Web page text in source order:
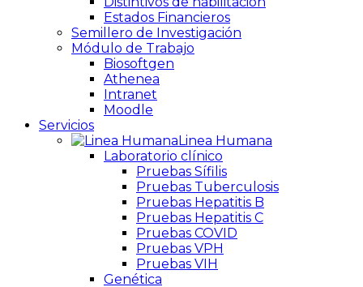
Estados Financieros
Semillero de Investigación
Módulo de Trabajo
Biosoftgen
Athenea
Intranet
Moodle
Servicios
Linea Humana
Laboratorio clínico
Pruebas Sífilis
Pruebas Tuberculosis
Pruebas Hepatitis B
Pruebas Hepatitis C
Pruebas COVID
Pruebas VPH
Pruebas VIH
Genética